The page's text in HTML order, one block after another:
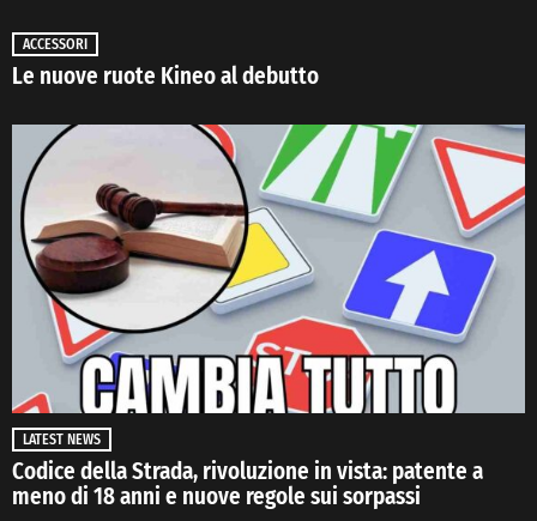
ACCESSORI
Le nuove ruote Kineo al debutto
LATEST NEWS
Codice della Strada, rivoluzione in vista: patente a
meno di 18 anni e nuove regole sui sorpassi